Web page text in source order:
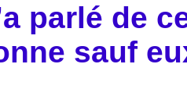
parlé de
sauf